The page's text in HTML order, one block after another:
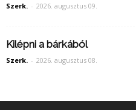
Szerk. - 2026. augusztus 09.
Kilépni a bárkából
Szerk. - 2026. augusztus 08.